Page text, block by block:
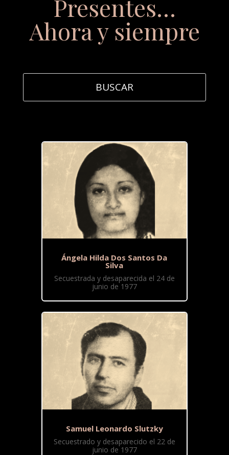
Presentes…
Ahora y siempre
Ángela Hilda Dos Santos Da
Silva
Secuestrada y desaparecida el 24 de
junio de 1977
Samuel Leonardo Slutzky
Secuestrado y desaparecido el 22 de
junio de 1977